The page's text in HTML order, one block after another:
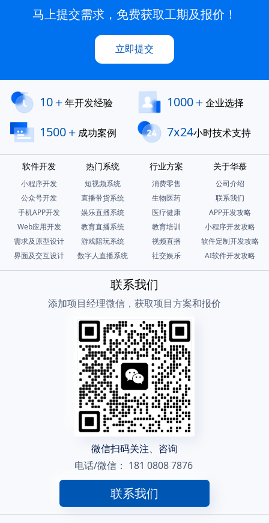
马上提交需求，免费获取工期及报价！
立即提交
10＋年开发经验 1000＋企业选择
1500＋ 成功案例 7x24小时技术支持
软件开发
小程序开发
公众号开发
手机APP开发
Web应用开发
需求及原型设计
界面及交互设计
热门系统
短视频系统
直播带货系统
娱乐直播系统
教育直播系统
游戏陪玩系统
数字人直播系统
行业方案
消费零售
生物医药
医疗健康
教育培训
视频直播
社交娱乐
关于华慕
公司介绍
联系我们
APP开发攻略
小程序开发攻略
软件定制开发攻略
AI软件开发攻略
联系我们
添加项目经理微信，获取项目方案和报价
微信扫码关注、咨询
电话/微信： 181 0808 7876
联系我们